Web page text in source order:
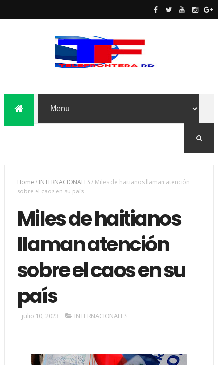
Home / INTERNACIONALES/ Miles de haitianos llaman atención
sobre el caos en su país
Miles de haitianos
llaman atención
sobre el caos en su
país
julio 10, 2023 INTERNACIONALES